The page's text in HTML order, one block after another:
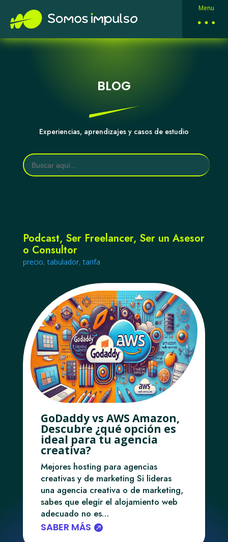
Menu
BLOG
Experiencias, aprendizajes y casos de estudio
Buscar:
Podcast, Ser Freelancer, Ser un Asesor
o Consultor
precio,tabulador,tarifa
GoDaddy vs AWS Amazon,
Descubre ¿qué opción es
ideal para tu agencia
creativa?
Mejores hosting para agencias
creativas y de marketing Si lideras
una agencia creativa o de marketing,
sabes que elegir el alojamiento web
adecuado no es…
SABER MÁS